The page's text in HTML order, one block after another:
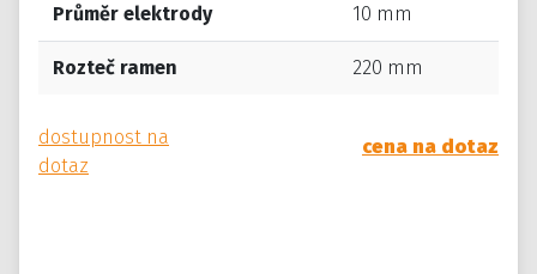
Průměr elektrody 10 mm
Rozteč ramen 220 mm
dostupnost na
dotaz
cena na dotaz